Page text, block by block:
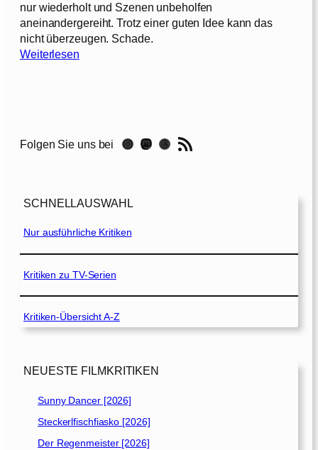
nur wiederholt und Szenen unbeholfen
aneinandergereiht. Trotz einer guten Idee kann das
nicht überzeugen. Schade.
Weiterlesen:
c
[
0
2
1
Folgen Sie uns bei Instagram Mastodon Threads RSS-Feed
SCHNELLAUSWAHL
Nur ausführliche Kritiken
Kritiken zu TV-Serien
Kritiken-Übersicht A-Z
NEUESTE FILMKRITIKEN
Sunny Dancer [2026]
Steckerlfischfiasko [2026]
Der Regenmeister [2026]